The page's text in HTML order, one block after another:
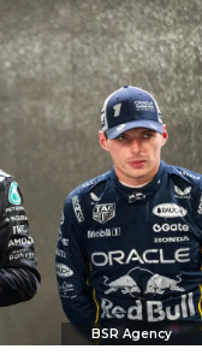
BSR Agency